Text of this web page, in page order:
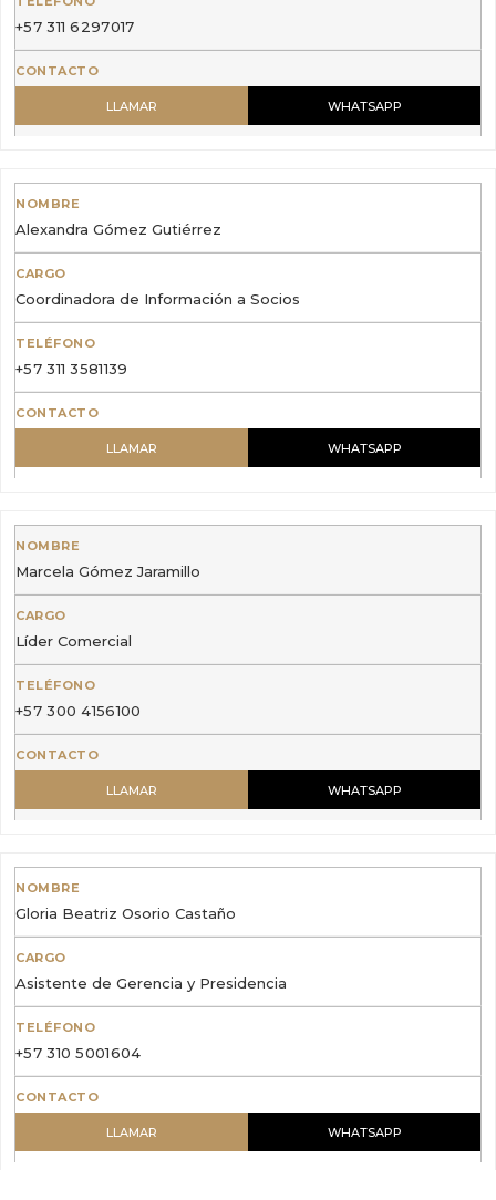
+57 311 6297017
LLAMAR WHATSAPP
Alexandra Gómez Gutiérrez
Coordinadora de Información a Socios
+57 311 3581139
LLAMAR WHATSAPP
Marcela Gómez Jaramillo
Líder Comercial
+57 300 4156100
LLAMAR WHATSAPP
Gloria Beatriz Osorio Castaño
Asistente de Gerencia y Presidencia
+57 310 5001604
LLAMAR WHATSAPP